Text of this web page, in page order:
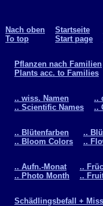
Nach oben
To top
Startseite
Start page
Pflanzen nach Familien
Plants acc. to Families
.. wiss. Namen
.. Scientific Names
..
..
.. Blütenfarben
.. Bloom Colors
..
..
.. Aufn.-Monat
.. Photo Month
..
..
Schädlingsbefall +